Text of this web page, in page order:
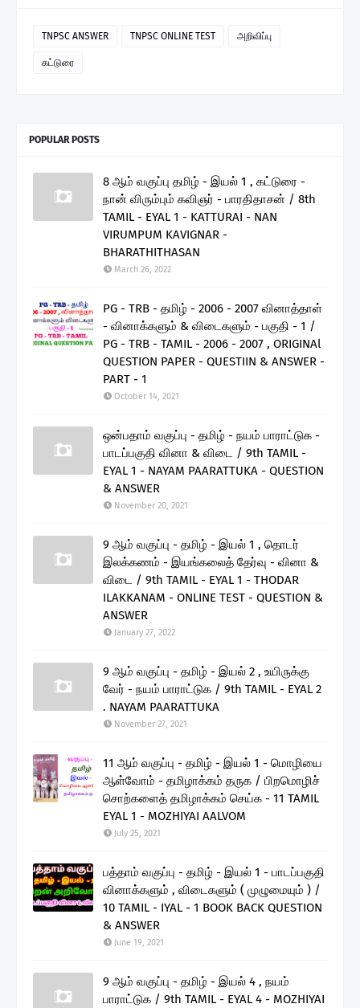
TNPSC ANSWER TNPSC ONLINE TEST அறிவிப்பு
கட்டுரை
POPULAR POSTS
8 ஆம் வகுப்பு தமிழ் - இயல் 1 , கட்டுரை -
நான் விரும்பும் கவிஞர் - பாரதிதாசன் / 8th
TAMIL - EYAL 1 - KATTURAI - NAN
VIRUMPUM KAVIGNAR -
BHARATHITHASAN
March 26, 2022
PG - TRB - தமிழ் - 2006 - 2007 வினாத்தாள்
- வினாக்களும் & விடைகளும் - பகுதி - 1 /
PG - TRB - TAMIL - 2006 - 2007 , ORIGINAl
QUESTION PAPER - QUESTIIN & ANSWER -
PART - 1
October 14, 2021
ஒன்பதாம் வகுப்பு - தமிழ் - நயம் பாராட்டுக -
பாடப்பகுதி வினா & விடை / 9th TAMIL -
EYAL 1 - NAYAM PAARATTUKA - QUESTION
& ANSWER
November 20, 2021
9 ஆம் வகுப்பு - தமிழ் - இயல் 1 , தொடர்
இலக்கணம் - இயங்கலைத் தேர்வு - வினா &
விடை / 9th TAMIL - EYAL 1 - THODAR
ILAKKANAM - ONLINE TEST - QUESTION &
ANSWER
January 27, 2022
9 ஆம் வகுப்பு - தமிழ் - இயல் 2 , உயிருக்கு
வேர் - நயம் பாராட்டுக / 9th TAMIL - EYAL 2
. NAYAM PAARATTUKA
November 27, 2021
11 ஆம் வகுப்பு - தமிழ் - இயல் 1 - மொழியை
ஆள்வோம் - தமிழாக்கம் தருக / பிறமொழிச்
சொற்களைத் தமிழாக்கம் செய்க - 11 TAMIL
EYAL 1 - MOZHIYAI AALVOM
July 25, 2021
பத்தாம் வகுப்பு - தமிழ் - இயல் 1 - பாடப்பகுதி
வினாக்களும் , விடைகளும் ( முழுமையும் ) /
10 TAMIL - IYAL - 1 BOOK BACK QUESTION
& ANSWER
June 19, 2021
9 ஆம் வகுப்பு - தமிழ் - இயல் 4 , நயம்
பாராட்டுக / 9th TAMIL - EYAL 4 - MOZHIYAI